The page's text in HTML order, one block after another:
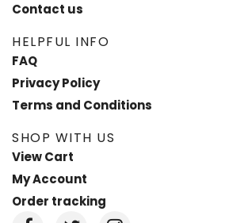
Contact us
HELPFUL INFO
FAQ
Privacy Policy
Terms and Conditions
SHOP WITH US
View Cart
My Account
Order tracking